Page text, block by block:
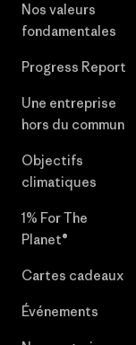
Nos valeurs
fondamentales
Progress Report
Une entreprise
hors du commun
Objectifs
climatiques
1% For The
Planet®
Cartes cadeaux
Événements